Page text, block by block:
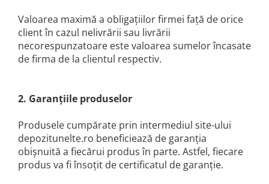
Bricolaj
Casa si Gradina
Curatare pavaj
Grill-uri si gratare
Unelte pentru gradina
Drujbe
Accesorii drujbe
Masini de cusut saci
Masini de frezat
Suflanta pentru frunze
Scule de mana
Diverse scule de mana
Scule multifuncționale
Telemetre Digitale
Topoare
Valoarea maximă a obligaţiilor firmei faţă de orice
client în cazul nelivrării sau livrării
necorespunzatoare este valoarea sumelor încasate
de firma de la clientul respectiv.
2. Garanţiile produselor
Produsele cumpărate prin intermediul site-ului
depozitunelte.ro beneficiează de garanţia
obişnuită a fiecărui produs în parte. Astfel, fiecare
produs va fi însoţit de certificatul de garanţie.